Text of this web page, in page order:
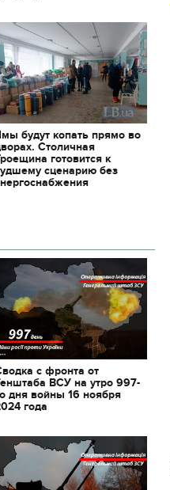
будут копать прямо во
Столичная
готовится к
сценарию без
с фронта от
ВСУ на утро 997-
дня войны 16 ноября
года